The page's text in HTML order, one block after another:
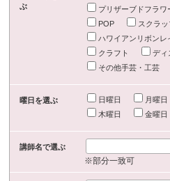
ぶ
プリザーブドフラワ
POP
スクラ
ハワイアンリボンレ
クラフト
ディ
その他手芸・工芸
曜日を選ぶ 日曜日 月曜日
木曜日
金曜日
講師名で選ぶ
※部分一致可